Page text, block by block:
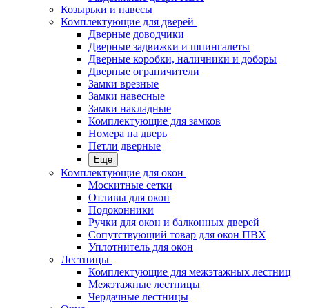
Козырьки и навесы
Комплектующие для дверей
Дверные доводчики
Дверные задвижки и шпингалеты
Дверные коробки, наличники и доборы
Дверные ограничители
Замки врезные
Замки навесные
Замки накладные
Комплектующие для замков
Номера на дверь
Петли дверные
Еще
Комплектующие для окон
Москитные сетки
Отливы для окон
Подоконники
Ручки для окон и балконных дверей
Сопутствующий товар для окон ПВХ
Уплотнитель для окон
Лестницы
Комплектующие для межэтажных лестниц
Межэтажные лестницы
Чердачные лестницы